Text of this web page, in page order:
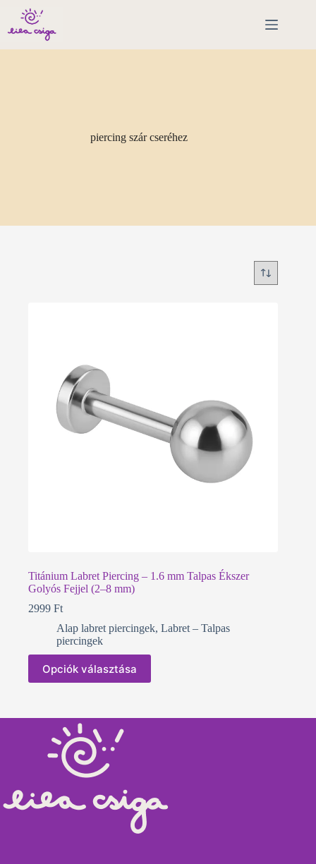
content
piercing szár cseréhez
Titánium Labret Piercing – 1.6 mm Talpas Ékszer
Golyós Fejjel (2–8 mm)
2999 Ft
Alap labret piercingek, Labret – Talpas
piercingek
Opciók választása